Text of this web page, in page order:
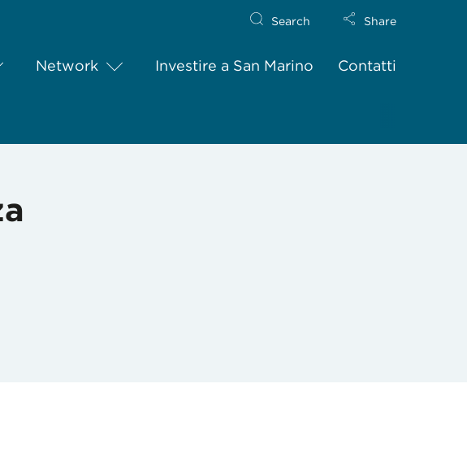
Network Investire a San Marino Contatti
Search Share